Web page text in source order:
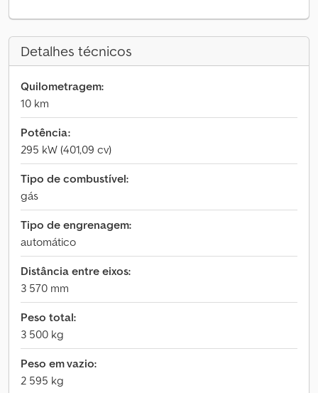
Detalhes técnicos
Quilometragem:
10 km
Potência:
295 kW (401,09 cv)
Tipo de combustível:
gás
Tipo de engrenagem:
automático
Distância entre eixos:
3 570 mm
Peso total:
3 500 kg
Peso em vazio:
2 595 kg